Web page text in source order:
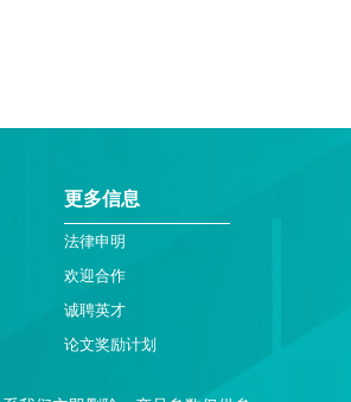
更多信息
法律申明
欢迎合作
诚聘英才
论文奖励计划